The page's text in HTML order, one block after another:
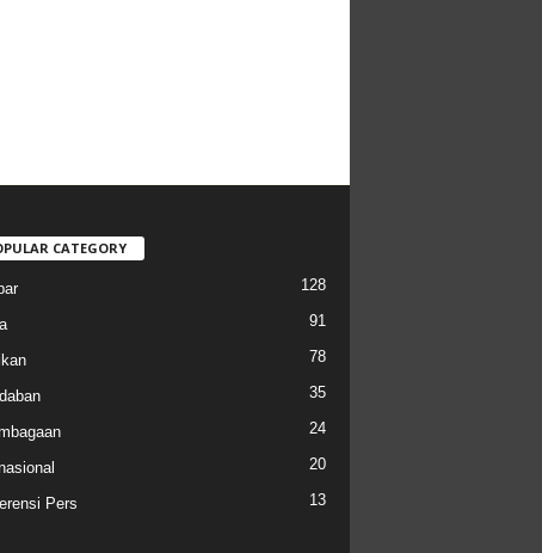
CATEGORY
128
91
78
35
24
20
Pers 13